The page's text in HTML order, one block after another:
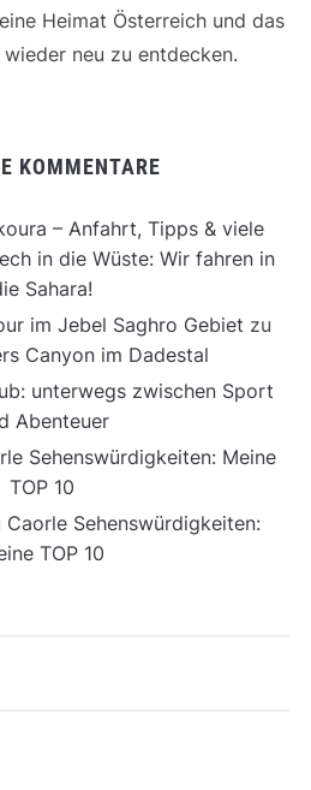
Heimat Österreich und das
neu zu entdecken.
KOMMENTARE
– Anfahrt, Tipps & viele
in die Wüste: Wir fahren in
Sahara!
im Jebel Saghro Gebiet zu
Canyon im Dadestal
unterwegs zwischen Sport
Abenteuer
Sehenswürdigkeiten: Meine
TOP 10
Caorle Sehenswürdigkeiten:
TOP 10